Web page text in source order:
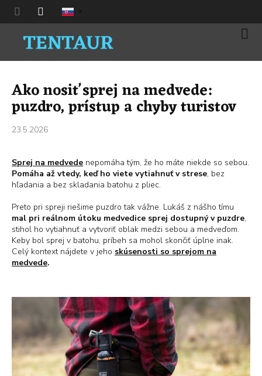
Prejsť
obsah
Ako nosiť sprej na medvede:
puzdro, prístup a chyby turistov
23.5.2026
Sprej na medvede nepomáha tým, že ho máte niekde so sebou.
Pomáha až vtedy, keď ho viete vytiahnuť v strese, bez
hľadania a bez skladania batohu z pliec.
Preto pri spreji riešime puzdro tak vážne. Lukáš z nášho tímu
mal pri reálnom útoku medvedice sprej dostupný v puzdre,
stihol ho vytiahnuť a vytvoriť oblak medzi sebou a medveďom.
Keby bol sprej v batohu, príbeh sa mohol skončiť úplne inak.
Celý kontext nájdete v jeho skúsenosti so sprejom na
medvede.